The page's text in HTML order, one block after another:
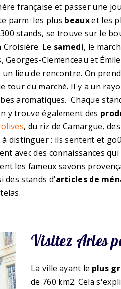
française et passer une
parmi les plus beauxet les
stands, se trouve sur le
Le samedi, le
Clemenceau et
un lieu de rencontre. On
tour du marché. Il y a un
aromatiques. Chaque
y trouve également des
olives, du riz de Camargue,
distinguer : ils sentent et
avec des connaissances
les fameux savons
des stands d'articles de
Visitez Arles
La ville ayant le plus
de 760 km2. Cela